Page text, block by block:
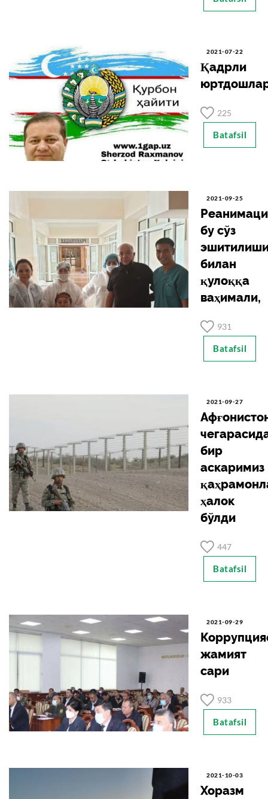
2021-07-22
Қадрли
225
Batafsil
2021-09-25
бу сўз
билан
қулоққа
ваҳимали,
931
Batafsil
2021-09-27
бир
аскаримиз
ҳалок
бўлди
447
Batafsil
2021-09-29
жамият
сари
933
Batafsil
2021-10-03
Хоразм